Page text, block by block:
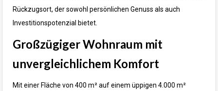
Rückzugsort, der sowohl persönlichen Genuss als auch
Investitionspotenzial bietet.
Großzügiger Wohnraum mit
unvergleichlichem Komfort
Mit einer Fläche von 400 m² auf einem üppigen 4.000 m²